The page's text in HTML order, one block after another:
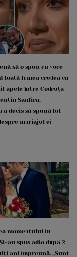
să o spun cu voce
toată lumea credea că
apele între Codruța
Sanfira,
a decis să spună tot
mariajul ei
momentului în
au spus adio după 2
ani împreună. „Sunt